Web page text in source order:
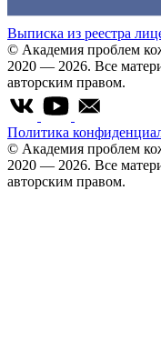
Выписка из реестра
© Академия проблем
2020 — 2026. Все
авторским правом.
Политика
© Академия проблем
2020 — 2026. Все
авторским правом.